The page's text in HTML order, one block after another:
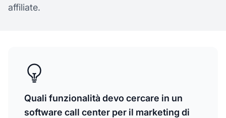
affiliate.
Quali funzionalità devo cercare in un
software call center per il marketing di